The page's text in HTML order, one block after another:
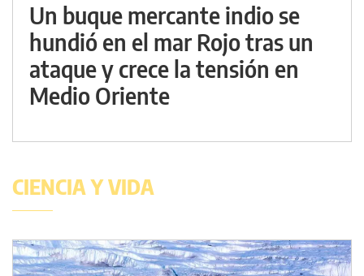
Un buque mercante indio se
hundió en el mar Rojo tras un
ataque y crece la tensión en
Medio Oriente
CIENCIA Y VIDA